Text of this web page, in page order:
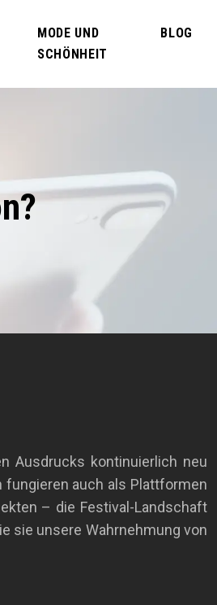
MODE UND
SCHÖNHEIT
BLOG
Ausdrucks kontinuierlich neu
fungieren auch als Plattformen
– die Festival-Landschaft
sie unsere Wahrnehmung von